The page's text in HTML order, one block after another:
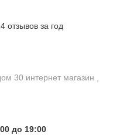
отзывов за год
30 интернет магазин ,
до 19:00